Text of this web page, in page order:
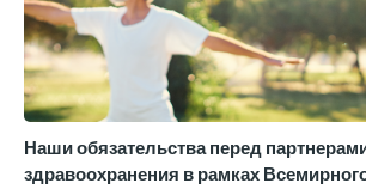
Наши обязательства перед
здравоохранения в рамках